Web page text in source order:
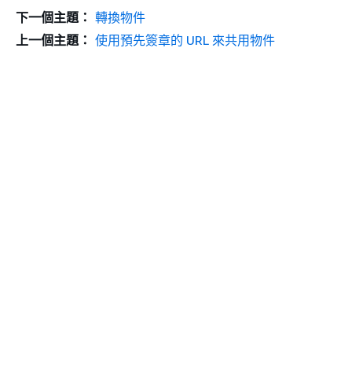
下一個主題： 轉換物件
上一個主題： 使用預先簽章的 URL 來共用物件